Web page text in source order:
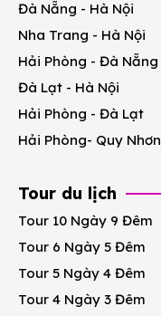
Đà Nẵng - Hà Nội
Nha Trang - Hà Nội
Hải Phòng - Đà Nẵng
Đà Lạt - Hà Nội
Hải Phòng - Đà Lạt
Hải Phòng- Quy Nhơn
Tour du lịch
Tour 10 Ngày 9 Đêm
Tour 6 Ngày 5 Đêm
Tour 5 Ngày 4 Đêm
Tour 4 Ngày 3 Đêm